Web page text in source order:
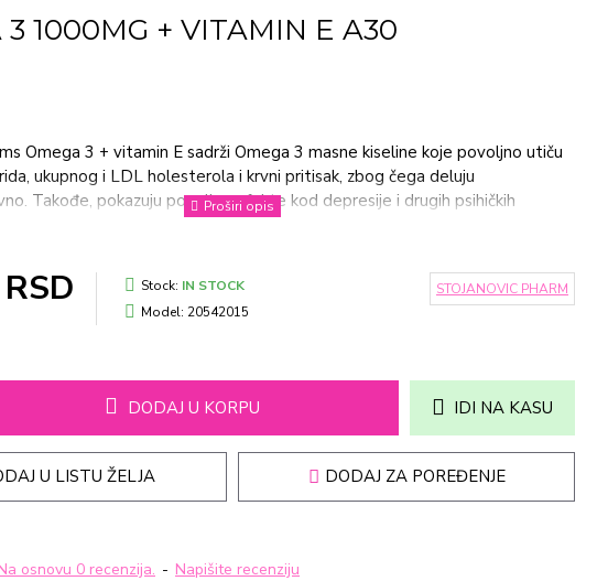
3 1000MG + VITAMIN E A30
Omega 3 + vitamin E sadrži Omega 3 masne kiseline koje povoljno utiču
ukupnog i LDL holesterola i krvni pritisak, zbog čega deluju
Takođe, pokazuju povoljne efekte kod depresije i drugih psihičkih
stanja praćenih povećanim oksidativnim stresom. Upotreba Immuno
3 + vitamin E kapsula preporučuje se kod: povišenog holesterola
pritiska artritisa depresije sprečavanje srčanih oboljenja
osnovu 0 recenzija. - Napišite recenziju
Stock: IN STOCK
Model: 20542015
STOJANOVIC PHARM
DODAJ U KORPU IDI NA KASU
U LISTU ŽELJA DODAJ ZA POREĐENJE